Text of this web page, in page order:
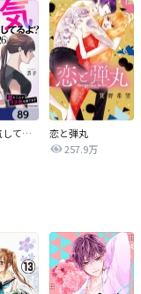
パパ、浮気してるよ？娘と二人でクズ夫を捨てます【分冊版】
恋と弾丸
257.9万